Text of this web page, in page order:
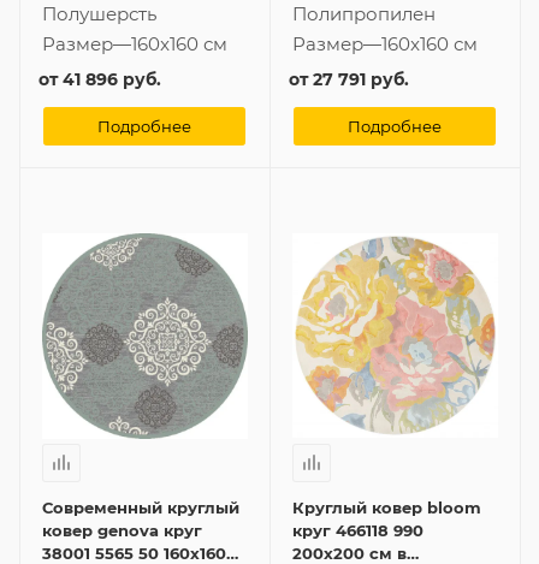
Полушерсть
Размер—160x160 см
от41 896 руб.
Подробнее
Полипропилен
Размер—160x160 см
от27 791 руб.
Подробнее
Современный круглый
ковер genova круг
38001 5565 50 160x160
Круглый ковер bloom
круг 466118 990
200x200 см в